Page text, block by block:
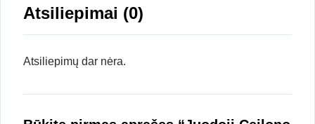
Atsiliepimai (0)
Atsiliepimų dar nėra.